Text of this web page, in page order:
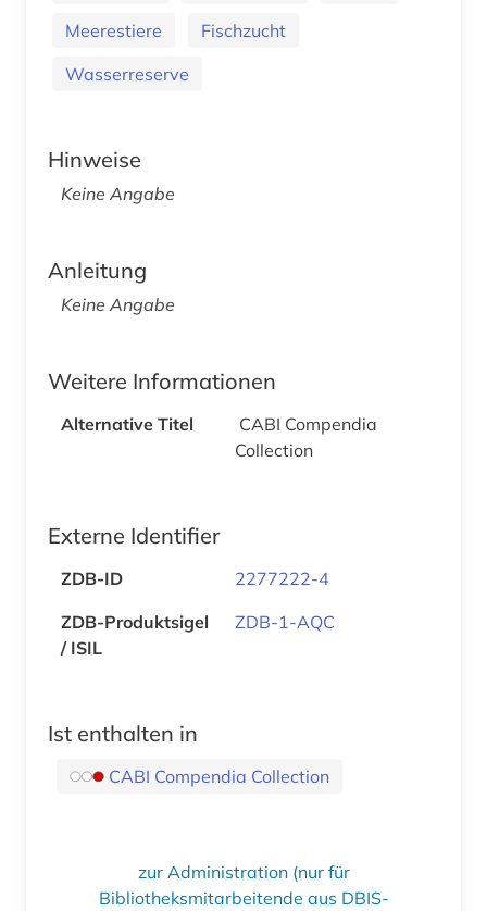
Meerestiere
Fischzucht
Wasserreserve
Hinweise
Keine Angabe
Anleitung
Keine Angabe
Weitere Informationen
Alternative Titel
CABI Compendia
Collection
Externe Identifier
ZDB-ID
2277222-4
ZDB-Produktsigel
/ ISIL
ZDB-1-AQC
Ist enthalten in
CABI Compendia Collection
zur Administration (nur für
Bibliotheksmitarbeitende aus DBIS-